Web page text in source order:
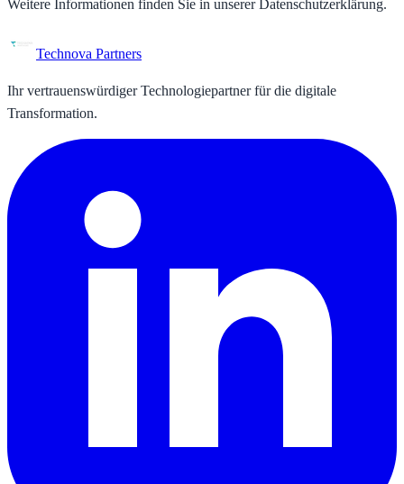
Weitere Informationen finden Sie in unserer Datenschutzerklärung.
Technova Partners
Ihr vertrauenswürdiger Technologiepartner für die digitale
Transformation.